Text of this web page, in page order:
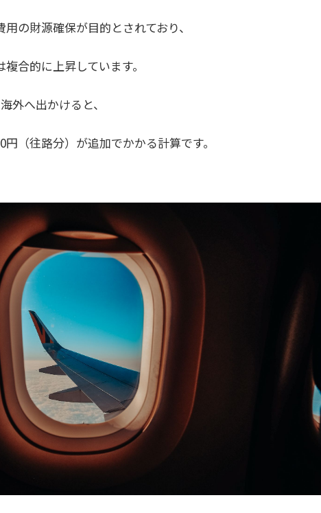
の財源確保が目的とされており、
合的に上昇しています。
外へ出かけると、
（往路分）が追加でかかる計算です。